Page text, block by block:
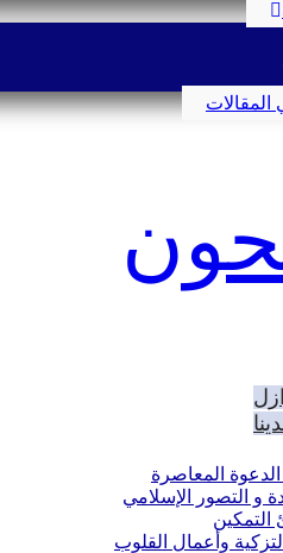
المقالات
المعاصرة
و التصور الإسلامي
التمكين
وأعمال القلوب